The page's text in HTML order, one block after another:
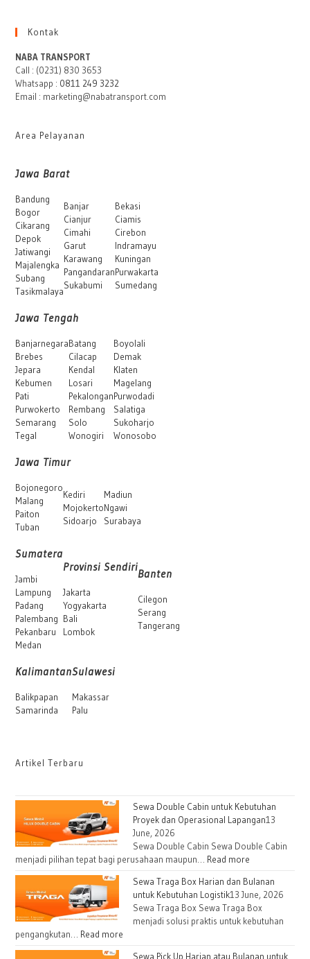
Kontak
NABA TRANSPORT
Call : (0231) 830 3653
Whatsapp : 0811 249 3232
Email : marketing@nabatransport.com
Area Pelayanan
Jawa Barat
Bandung
Bogor
Cikarang
Depok
Jatiwangi
Majalengka
Subang
Tasikmalaya
Banjar
Cianjur
Cimahi
Garut
Karawang
Pangandaran
Sukabumi
Bekasi
Ciamis
Cirebon
Indramayu
Kuningan
Purwakarta
Sumedang
Jawa Tengah
Banjarnegara
Brebes
Jepara
Kebumen
Pati
Purwokerto
Semarang
Tegal
Batang
Cilacap
Kendal
Losari
Pekalongan
Rembang
Solo
Wonogiri
Boyolali
Demak
Klaten
Magelang
Purwodadi
Salatiga
Sukoharjo
Wonosobo
Jawa Timur
Bojonegoro
Malang
Paiton
Tuban
Kediri
Mojokerto
Sidoarjo
Madiun
Ngawi
Surabaya
Sumatera
Jambi
Lampung
Padang
Palembang
Pekanbaru
Medan
Provinsi Sendiri
Jakarta
Yogyakarta
Bali
Lombok
Banten
Cilegon
Serang
Tangerang
Kalimantan
Balikpapan
Samarinda
Sulawesi
Makassar
Palu
Artikel Terbaru
Sewa Double Cabin untuk Kebutuhan
Proyek dan Operasional Lapangan13
June, 2026
Sewa Double Cabin Sewa Double Cabin
menjadi pilihan tepat bagi perusahaan maupun… Read more
Double
Cabin
untuk
Sewa Traga Box Harian dan Bulanan
untuk Kebutuhan Logistik13 June, 2026
Sewa Traga Box Sewa Traga Box
menjadi solusi praktis untuk kebutuhan
pengangkutan… Read more
Sewa Pick Up Harian atau Bulanan untuk